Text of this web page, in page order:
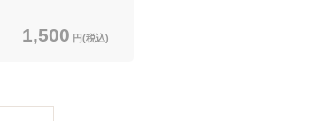
1,500 円(税込)